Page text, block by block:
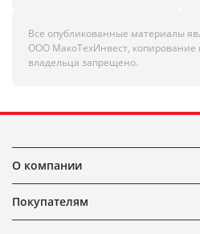
Все опубликованные материалы
ООО МакоТехИнвест, копирование
владельца запрещено.
О компании
Покупателям